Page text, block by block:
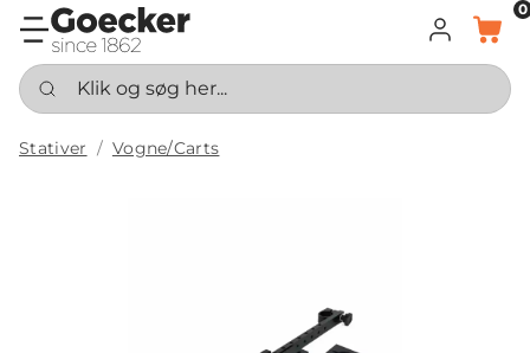
LOG INDKURV
0
Klik og søg her...
Stativer Vogne/Carts